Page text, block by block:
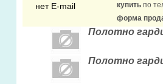
нет E-mail купить по
форма
Полотно
Полотно